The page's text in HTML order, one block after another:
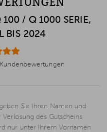
100 / Q 1000 SERIE,
BIS 2024
Sie Ihren Namen und
Verlosung des Gutscheins
nur unter Ihrem Vornamen